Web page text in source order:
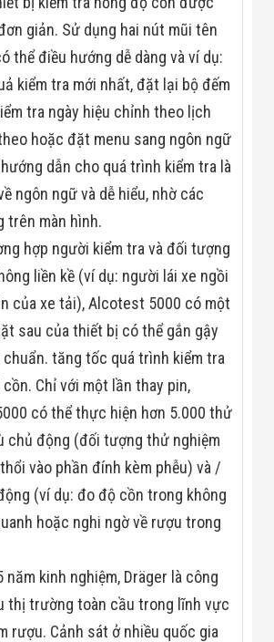
Đội
Dự Án Khối Nhà
Dự Án Kho
Xưởng -
Logistics
Tin Tức
Tin Công Nghệ
Tin Khuyến Mãi
Tin Tuyển Dụng
Liên Hệ
giản. Sử dụng hai nút mũi tên
thể điều hướng dễ dàng và ví dụ:
kiểm tra mới nhất, đặt lại bộ đếm
tra ngày hiệu chỉnh theo lịch
hoặc đặt menu sang ngôn ngữ
dẫn cho quá trình kiểm tra là
ngôn ngữ và dễ hiểu, nhờ các
trên màn hình.
hợp người kiểm tra và đối tượng
liền kề (ví dụ: người lái xe ngồi
của xe tải), Alcotest 5000 có một
sau của thiết bị có thể gắn gậy
tăng tốc quá trình kiểm tra
Chỉ với một lần thay pin,
có thể thực hiện hơn 5.000 thử
chủ động (đối tượng thử nghiệm
vào phần đính kèm phễu) và /
(ví dụ: đo độ cồn trong không
hoặc nghi ngờ về rượu trong
năm kinh nghiệm, Dräger là công
thị trường toàn cầu trong lĩnh vực
rượu. Cảnh sát ở nhiều quốc gia